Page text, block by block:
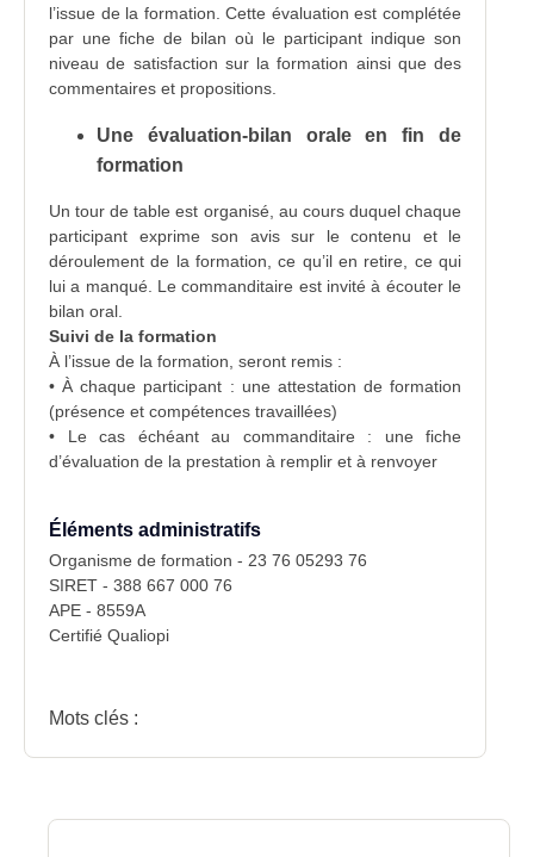
l’issue de la formation. Cette évaluation est complétée
par une fiche de bilan où le participant indique son
niveau de satisfaction sur la formation ainsi que des
commentaires et propositions.
Une évaluation-bilan orale en fin de
formation
Un tour de table est organisé, au cours duquel chaque
participant exprime son avis sur le contenu et le
déroulement de la formation, ce qu’il en retire, ce qui
lui a manqué. Le commanditaire est invité à écouter le
bilan oral.
Suivi de la formation
À l’issue de la formation, seront remis :
• À chaque participant : une attestation de formation
(présence et compétences travaillées)
• Le cas échéant au commanditaire : une fiche
d’évaluation de la prestation à remplir et à renvoyer
Éléments administratifs
Organisme de formation - 23 76 05293 76
SIRET - 388 667 000 76
APE - 8559A
Certifié Qualiopi
Mots clés :